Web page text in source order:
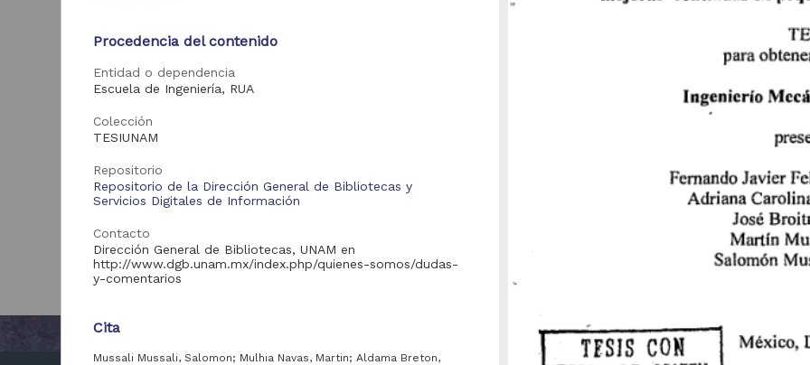
Repositorio Institucional de la
Procedencia del contenido
Entidad o dependencia
Escuela de Ingeniería, RUA
Colección
TESIUNAM
Repositorio
Repositorio de la Dirección General de Bibliotecas y
Servicios Digitales de Información
Contacto
Dirección General de Bibliotecas, UNAM en
http://www.dgb.unam.mx/index.php/quienes-somos/dudas-
y-comentarios
Cita
Mussali Mussali, Salomon; Mulhia Navas, Martin; Aldama Breton,